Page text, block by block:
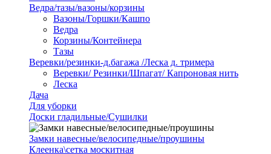
Ведра/тазы/вазоны/корзины
Вазоны/Горшки/Кашпо
Ведра
Корзины/Контейнера
Тазы
Веревки/резинки-д.багажа /Леска д. тримера
Веревки/ Резинки/Шпагат/ Капроновая нить
Леска
Дача
Для уборки
Доски гладильные/Сушилки
Замки навесные/велосипедные/проушины
Клеенка\сетка москитная